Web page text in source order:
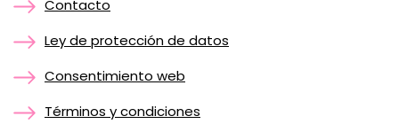
Contacto
Ley de protección de datos
Consentimiento web
Términos y condiciones